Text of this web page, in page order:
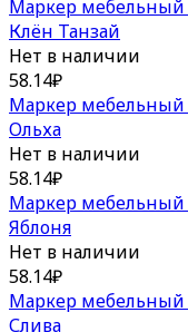
Маркер мебельный
Клён Танзай
Нет в наличии
58.14₽
Маркер мебельный
Ольха
Нет в наличии
58.14₽
Маркер мебельный
Яблоня
Нет в наличии
58.14₽
Маркер мебельный
Слива